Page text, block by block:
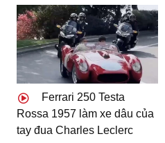
Ferrari 250 Testa
Rossa 1957 làm xe dâu của
tay đua Charles Leclerc